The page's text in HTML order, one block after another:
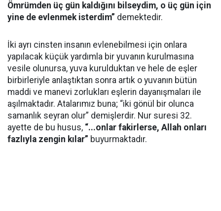
Ömrümden üç gün kaldığını bilseydim, o üç gün için
yine de evlenmek isterdim” demektedir.
İki ayrı cinsten insanın evlenebilmesi için onlara
yapılacak küçük yardımla bir yuvanın kurulmasına
vesile olunursa, yuva kurulduktan ve hele de eşler
birbirleriyle anlaştıktan sonra artık o yuvanın bütün
maddi ve manevi zorlukları eşlerin dayanışmaları ile
aşılmaktadır. Atalarımız buna; “iki gönül bir olunca
samanlık seyran olur” demişlerdir. Nur suresi 32.
ayette de bu husus, “...onlar fakirlerse, Allah onları
fazlıyla zengin kılar” buyurmaktadır.